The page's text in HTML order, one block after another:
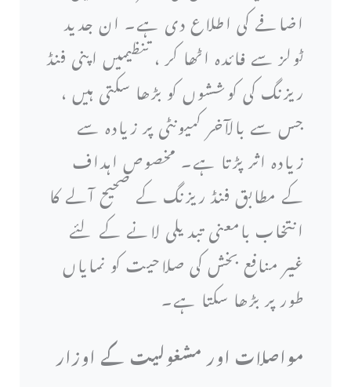
اضافے کی اطلاع دی ہے۔ ان جدید
ٹولز سے فائدہ اٹھا کر ، تنظیمیں اپنی فنڈ
ریزنگ کی کوششوں کو بڑھا سکتی ہیں ،
جس سے بالآخر کمیونٹی پر زیادہ سے
زیادہ اثر پڑتا ہے۔ مخصوص اہداف
کے مطابق فنڈ ریزنگ کے صحیح آلے کا
انتخاب بامعنی تبدیلی لانے کے لئے
غیر منافع بخش کی صلاحیت کو نمایاں
طور پر بڑھا سکتا ہے۔
مواصلات اور مشغولیت کے اوزار